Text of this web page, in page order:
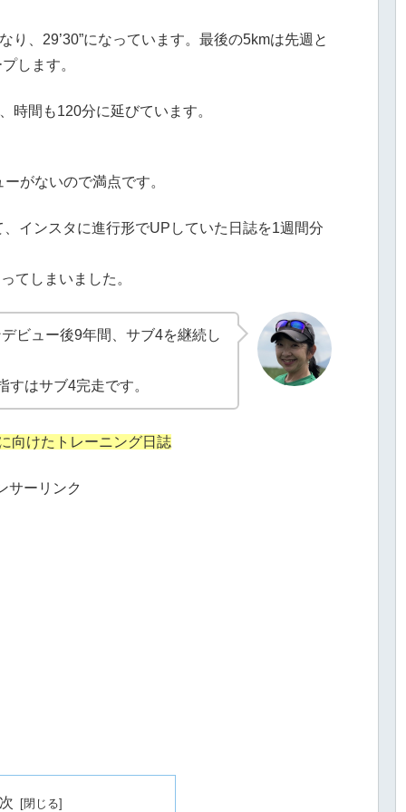
、29’30”になっています。最後の5kmは先週と
します。
時間も120分に延びています。
がないので満点です。
インスタに進行形でUPしていた日誌を1週間分
てしまいました。
ビュー後9年間、サブ4を継続し
はサブ4完走です。
向けたトレーニング日誌
サーリンク